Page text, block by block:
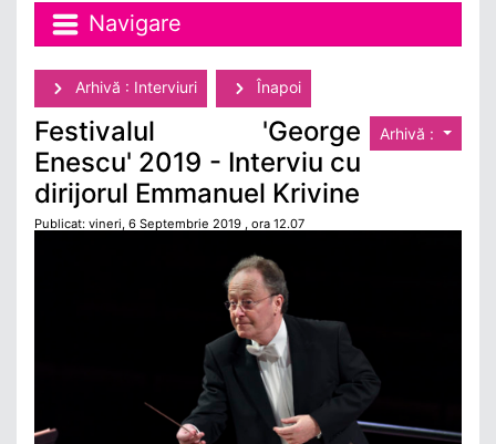
Navigare
Arhivă : Interviuri Înapoi
Arhivă :
Festivalul 'George
Enescu' 2019 - Interviu cu
dirijorul Emmanuel Krivine
Publicat: vineri, 6 Septembrie 2019 , ora 12.07